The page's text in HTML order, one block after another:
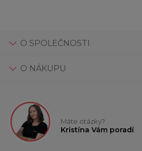
O SPOLEČNOSTI
O NÁKUPU
Máte otázky?
Kristína Vám poradí